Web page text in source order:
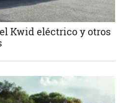
Kwid eléctrico y otros